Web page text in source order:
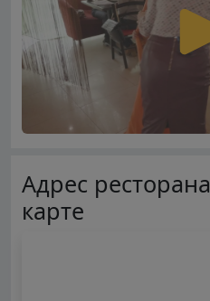
Адрес ресторана
карте